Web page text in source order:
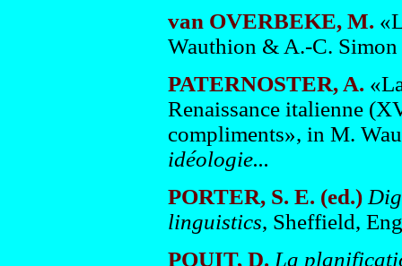
van OVERBEKE, M.
Wauthion & A.-C. Simon
PATERNOSTER, A.
Renaissance italienne
compliments», in M.
idéologie...
PORTER, S. E. (ed.)
linguistics, Sheffield,
POUIT, D. La